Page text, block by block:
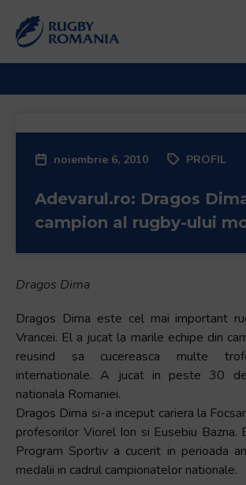
in
One
screen
reader,
press
This
shortcut
activates
noiembrie 6, 2010 PROFIL
Adevarul.ro: Dragos
campion al rugby-ului
Dragos Dima
Dragos Dima este cel mai important
Vrancei. El a jucat la marile echipe din
reusind sa cucereasca multe
internationale. A jucat in peste 30
nationala Romaniei.
Dragos Dima si-a inceput cariera la
profesorilor Viorel Ion si Eusebiu Bazna.
Program Sportiv a cucerit in perioada
medalii in cadrul campionatelor nationale.